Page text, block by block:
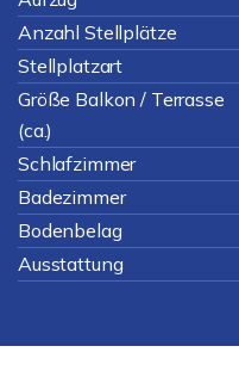
Anzahl Stellplätze
Stellplatzart
Größe Balkon / Terrasse
(ca.)
Schlafzimmer
Badezimmer
Bodenbelag
Ausstattung